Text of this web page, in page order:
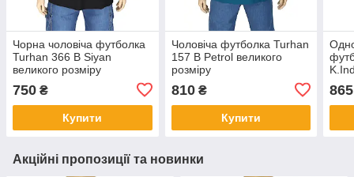
Чорна чоловіча футболка
Turhan 366 B Siyan
великого розміру
750 ₴
Купити
Чоловіча футболка Turhan
157 B Petrol великого
розміру
810₴
Купити
865
Акційні пропозиції та новинки